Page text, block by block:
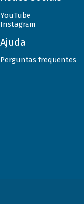
YouTube
Instagram
Ajuda
Perguntas frequentes